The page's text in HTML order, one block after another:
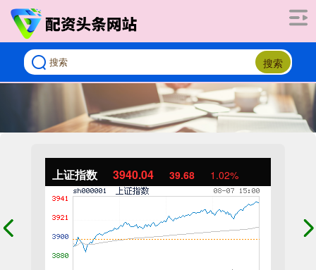
搜索
上证指数 3940.04 39.68 1.02%